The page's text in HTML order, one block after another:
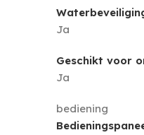
Ja
Geschikt voor
Ja
bediening